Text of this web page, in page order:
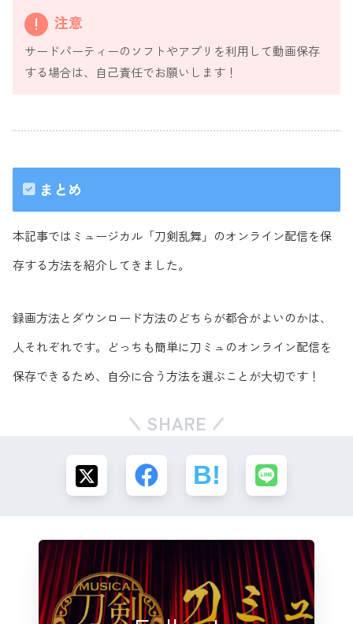
注意
サードパーティーのソフトやアプリを利用して動画保存
する場合は、自己責任でお願いします！
まとめ
本記事ではミュージカル「刀剣乱舞」のオンライン配信を保
存する方法を紹介してきました。
録画方法とダウンロード方法のどちらが都合がよいのかは、
人それぞれです。どっちも簡単に刀ミュのオンライン配信を
保存できるため、自分に合う方法を選ぶことが大切です！
SHARE